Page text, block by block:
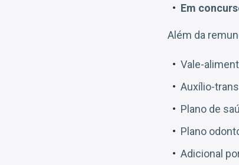
Em
Além da
Vale-
Auxílio-
Plano de
Plano
Adicional